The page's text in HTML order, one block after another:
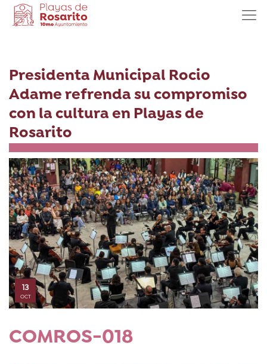
Presidenta Municipal Rocio
Adame refrenda su compromiso
con la cultura en Playas de
Rosarito
13
OCT
COMROS-018